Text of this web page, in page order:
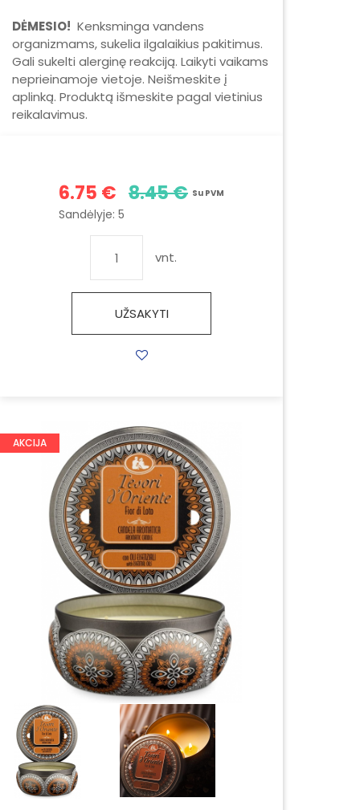
AKCIJA
DĖMESIO! Kenksminga vandens
organizmams, sukelia ilgalaikius pakitimus.
Gali sukelti alerginę reakciją. Laikyti vaikams
neprieinamoje vietoje. Neišmeskite į
aplinką. Produktą išmeskite pagal vietinius
reikalavimus.
6.75 € 8.45 € Su PVM
Sandėlyje: 5
vnt.
UŽSAKYTI